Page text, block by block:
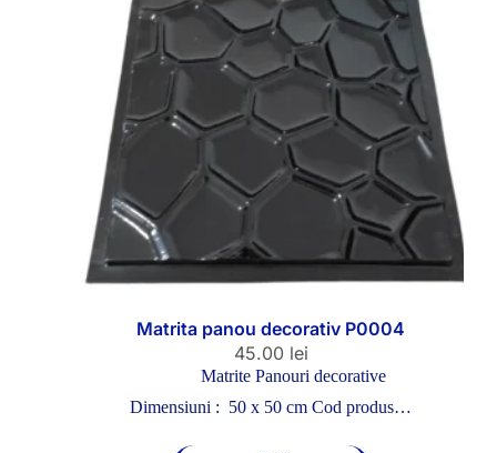
Matrita panou decorativ P0004
45.00 lei
Matrite Panouri decorative
Dimensiuni : 50 x 50 cm Cod produs…